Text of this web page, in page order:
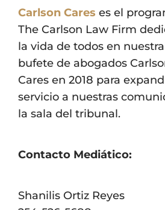
Carlson Cares es el
The Carlson Law Firm
la vida de todos en
bufete de abogados
Cares en 2018 para
servicio a nuestras
la sala del tribunal.
Contacto Mediático:
Shanilis Ortiz Reyes